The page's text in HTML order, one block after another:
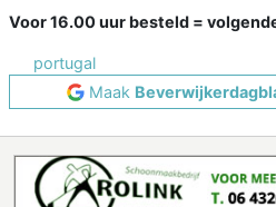
Voor 16.00 uur besteld =
portugal
Maak